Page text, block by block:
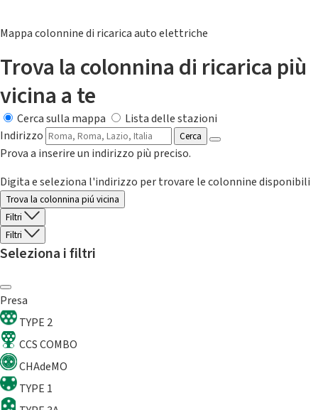
Mappa colonnine di ricarica auto elettriche
Trova la colonnina di ricarica più
vicina a te
Cerca sulla mappa
Lista delle stazioni
Indirizzo
Cerca
Prova a inserire un indirizzo più preciso.
Digita e seleziona l'indirizzo per trovare le colonnine disponibili
Trova la colonnina piú vicina
Filtri
Filtri
Seleziona i filtri
Presa
TYPE 2
CCS COMBO
CHAdeMO
TYPE 1